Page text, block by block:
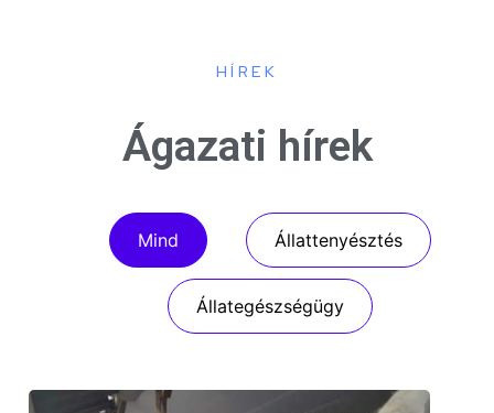
HÍREK
Ágazati hírek
Mind Állattenyésztés
Állategészségügy